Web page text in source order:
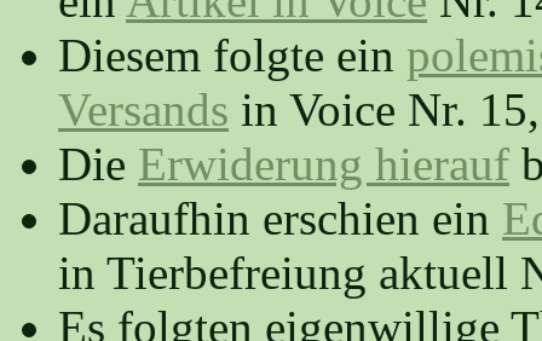
Diesem folgte ein
Versands in Voice Nr.
Die Erwiderung hierauf
Daraufhin erschien ein
in Tierbefreiung aktuell
Es folgten eigenwillige